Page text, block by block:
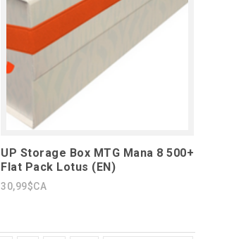
UP Storage Box MTG Mana 8 500+
Flat Pack Lotus (EN)
30,99$CA